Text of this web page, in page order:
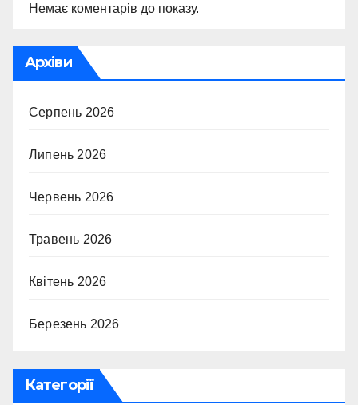
Немає коментарів до показу.
Архіви
Серпень 2026
Липень 2026
Червень 2026
Травень 2026
Квітень 2026
Березень 2026
Категорії